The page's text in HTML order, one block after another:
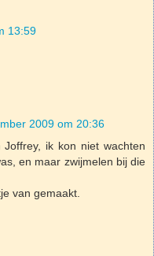
13:59
2009 om 20:36
ik kon niet wachten
en maar zwijmelen bij die
van gemaakt.